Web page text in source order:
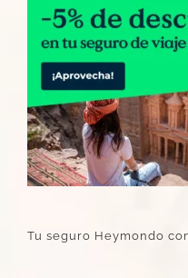
Tu seguro Heymondo